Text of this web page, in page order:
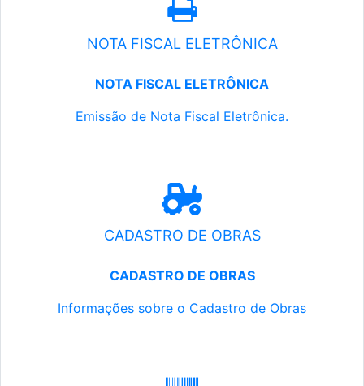
NOTA FISCAL ELETRÔNICA
NOTA FISCAL ELETRÔNICA
Emissão de Nota Fiscal Eletrônica.
CADASTRO DE OBRAS
CADASTRO DE OBRAS
Informações sobre o Cadastro de Obras